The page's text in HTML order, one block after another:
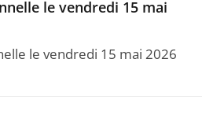
le vendredi 15 mai
le vendredi 15 mai 2026